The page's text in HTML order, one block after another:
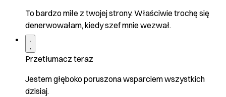
To bardzo miłe z twojej strony. Właściwie trochę się
denerwowałam, kiedy szef mnie wezwał.
Przetłumacz teraz
Jestem głęboko poruszona wsparciem wszystkich
dzisiaj.